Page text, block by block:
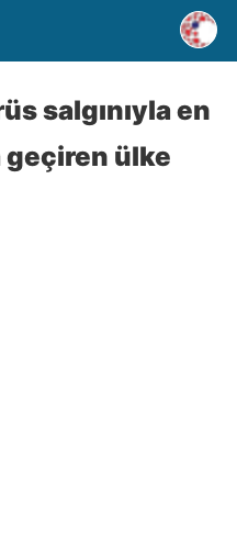
salgınıyla en
ülke